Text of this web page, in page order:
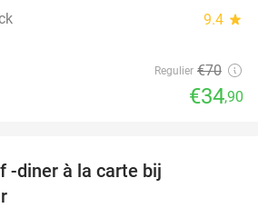
9.4 star
Regulier €70
€34,90
-diner à la carte bij